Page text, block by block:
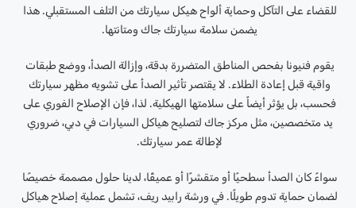
للقضاء على التآكل وحماية ألواح هيكل سيارتك من التلف المستقبلي. هذا
يضمن سلامة سيارتك جاك ومتانتها.
يقوم فنيونا بفحص المناطق المتضررة بدقة، وإزالة الصدأ، ووضع طبقات
واقية قبل إعادة الطلاء. لا يقتصر تأثير الصدأ على تشويه مظهر سيارتك
فحسب، بل يؤثر أيضاً على سلامتها الهيكلية. لذا، فإن الإصلاح الفوري على
يد متخصصين، مثل مركز جاك لتصليح هياكل السيارات في دبي، ضروري
لإطالة عمر سيارتك.
سواءً كان الصدأ سطحيًا أو متقشرًا أو عميقًا، لدينا حلول مصممة خصيصًا
لضمان حماية تدوم طويلًا. في ورشة رابيد ريف، تشمل عملية إصلاح هياكل